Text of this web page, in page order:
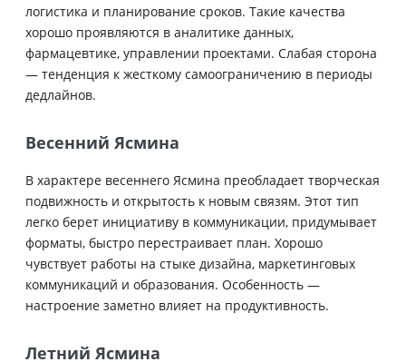
логистика и планирование сроков. Такие качества
хорошо проявляются в аналитике данных,
фармацевтике, управлении проектами. Слабая сторона
— тенденция к жесткому самоограничению в периоды
дедлайнов.
Весенний Ясмина
В характере весеннего Ясмина преобладает творческая
подвижность и открытость к новым связям. Этот тип
легко берет инициативу в коммуникации, придумывает
форматы, быстро перестраивает план. Хорошо
чувствует работы на стыке дизайна, маркетинговых
коммуникаций и образования. Особенность —
настроение заметно влияет на продуктивность.
Летний Ясмина